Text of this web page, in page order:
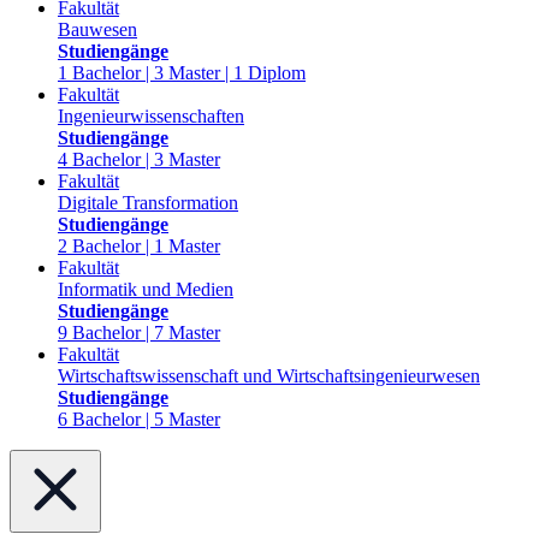
Fakultät
Bauwesen
Studiengänge
1 Bachelor | 3 Master | 1 Diplom
Fakultät
Ingenieurwissenschaften
Studiengänge
4 Bachelor | 3 Master
Fakultät
Digitale Transformation
Studiengänge
2 Bachelor | 1 Master
Fakultät
Informatik und Medien
Studiengänge
9 Bachelor | 7 Master
Fakultät
Wirtschaftswissenschaft und Wirtschaftsingenieurwesen
Studiengänge
6 Bachelor | 5 Master